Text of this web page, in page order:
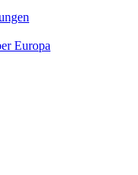
Europa